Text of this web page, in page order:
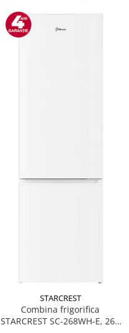
STARCREST
Combina frigorifica
STARCREST SC-268WH-E, 268